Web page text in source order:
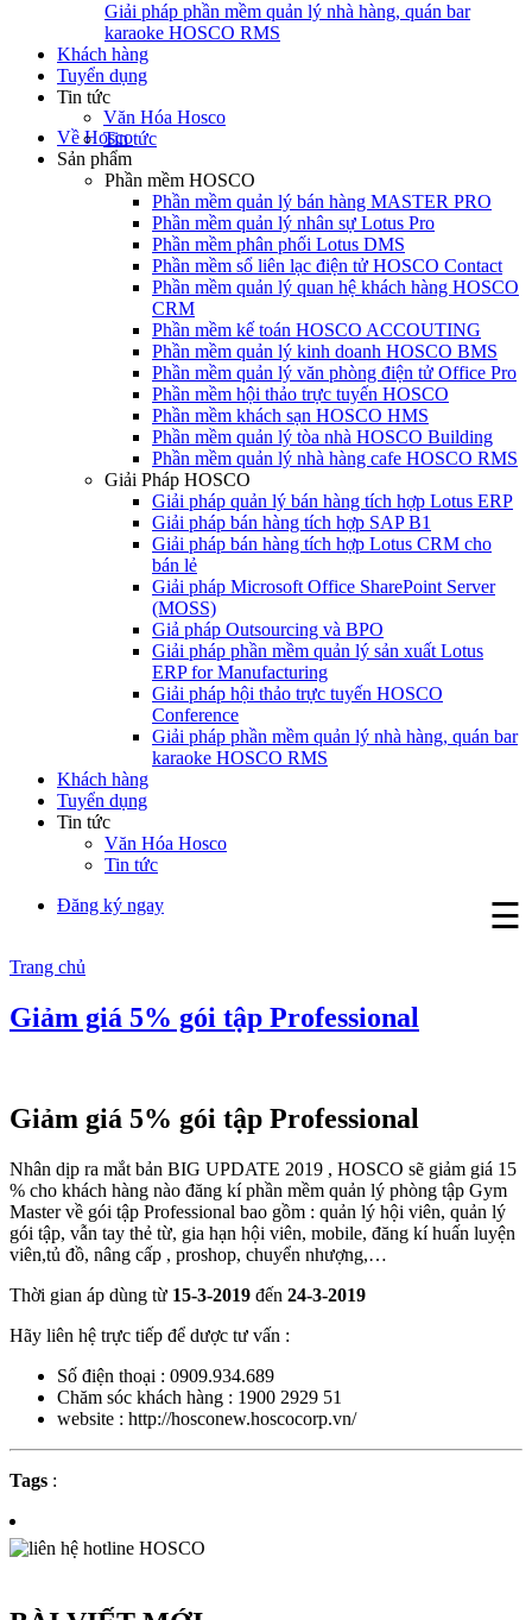
Giải pháp phần mềm quản lý nhà hàng, quán bar
karaoke HOSCO RMS
Khách hàng
Tuyển dụng
Tin tức
Văn Hóa Hosco
Tin tức
Về Hosco
Sản phẩm
Phần mềm HOSCO
Phần mềm quản lý bán hàng MASTER PRO
Phần mềm quản lý nhân sự Lotus Pro
Phần mềm phân phối Lotus DMS
Phần mềm sổ liên lạc điện tử HOSCO Contact
Phần mềm quản lý quan hệ khách hàng HOSCO
CRM
Phần mềm kế toán HOSCO ACCOUTING
Phần mềm quản lý kinh doanh HOSCO BMS
Phần mềm quản lý văn phòng điện tử Office Pro
Phần mềm hội thảo trực tuyến HOSCO
Phần mềm khách sạn HOSCO HMS
Phần mềm quản lý tòa nhà HOSCO Building
Phần mềm quản lý nhà hàng cafe HOSCO RMS
Giải Pháp HOSCO
Giải pháp quản lý bán hàng tích hợp Lotus ERP
Giải pháp bán hàng tích hợp SAP B1
Giải pháp bán hàng tích hợp Lotus CRM cho
bán lẻ
Giải pháp Microsoft Office SharePoint Server
(MOSS)
Giả pháp Outsourcing và BPO
Giải pháp phần mềm quản lý sản xuất Lotus
ERP for Manufacturing
Giải pháp hội thảo trực tuyến HOSCO
Conference
Giải pháp phần mềm quản lý nhà hàng, quán bar
karaoke HOSCO RMS
Khách hàng
Tuyển dụng
Tin tức
Văn Hóa Hosco
Tin tức
☰
Đăng ký ngay
Trang chủ
Giảm giá 5% gói tập Professional
Giảm giá 5% gói tập Professional
Nhân dịp ra mắt bản BIG UPDATE 2019 , HOSCO sẽ giảm giá 15
% cho khách hàng nào đăng kí phần mềm quản lý phòng tập Gym
Master về gói tập Professional bao gồm : quản lý hội viên, quản lý
gói tập, vẫn tay thẻ từ, gia hạn hội viên, mobile, đăng kí huấn luyện
viên,tủ đồ, nâng cấp , proshop, chuyển nhượng,…
Thời gian áp dùng từ 15-3-2019 đến 24-3-2019
Hãy liên hệ trực tiếp để dược tư vấn :
Số điện thoại : 0909.934.689
Chăm sóc khách hàng : 1900 2929 51
website : http://hosconew.hoscocorp.vn/
Tags :